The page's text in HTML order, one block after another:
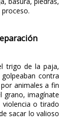
trigo de la paja,
contra
animales a fin
grano, imagínate
o tirado
sacar lo valioso